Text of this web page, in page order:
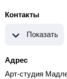
Контакты
Показать
Адрес
Арт-студия